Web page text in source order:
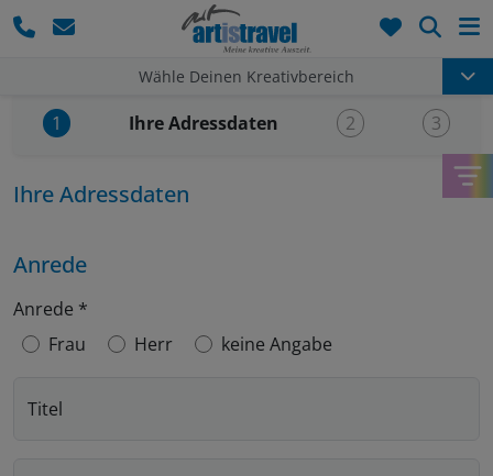
Wähle Deinen Kreativbereich
1 Aktueller Schritt:
Ihre Adressdaten 2 3
Ihre Adressdaten
Anrede
Anrede *
Frau
Herr keine Angabe
Titel